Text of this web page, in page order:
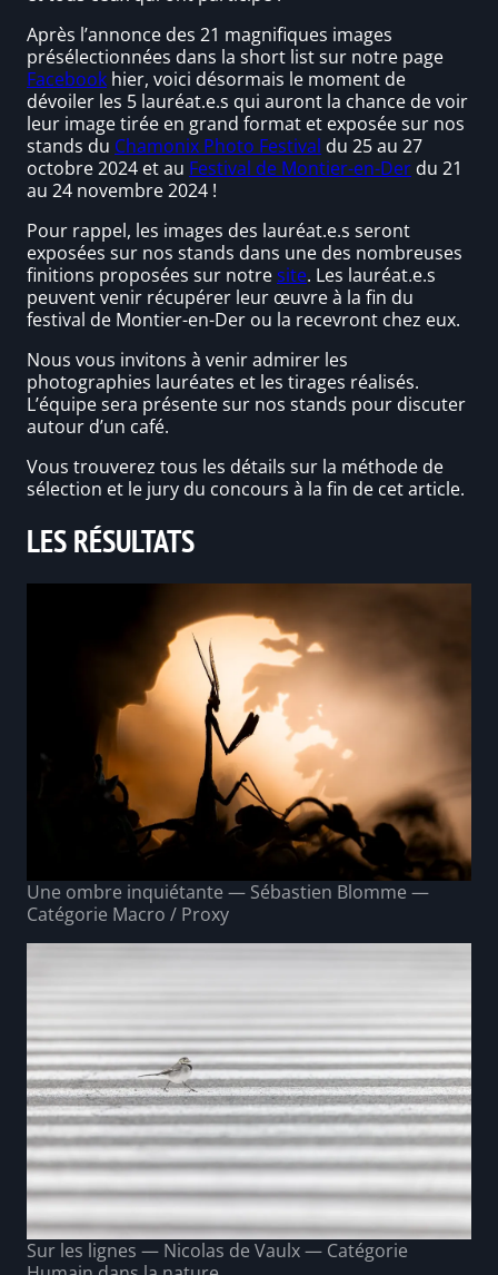
Après l’annonce des 21 magnifiques images
présélectionnées dans la short list sur notre page
Facebook hier, voici désormais le moment de
dévoiler les 5 lauréat.e.s qui auront la chance de voir
leur image tirée en grand format et exposée sur nos
stands du Chamonix Photo Festival du 25 au 27
octobre 2024 et au Festival de Montier-en-Der du 21
au 24 novembre 2024 !
Pour rappel, les images des lauréat.e.s seront
exposées sur nos stands dans une des nombreuses
finitions proposées sur notresite. Les lauréat.e.s
peuvent venir récupérer leur œuvre à la fin du
festival de Montier-en-Der ou la recevront chez eux.
Nous vous invitons à venir admirer les
photographies lauréates et les tirages réalisés.
L’équipe sera présente sur nos stands pour discuter
autour d’un café.
Vous trouverez tous les détails sur la méthode de
sélection et le jury du concours à la fin de cet article.
LES RÉSULTATS
Une ombre inquiétante — Sébastien Blomme —
Catégorie Macro / Proxy
Sur les lignes — Nicolas de Vaulx — Catégorie